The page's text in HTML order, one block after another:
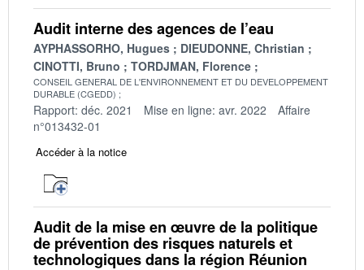
Audit interne des agences de l’eau
AYPHASSORHO, Hugues
DIEUDONNE, Christian
CINOTTI, Bruno
TORDJMAN, Florence
CONSEIL GENERAL DE L'ENVIRONNEMENT ET DU DEVELOPPEMENT
DURABLE (CGEDD)
Rapport: déc. 2021 Mise en ligne: avr. 2022
Affaire
n°013432-01
Accéder à la notice
Audit de la mise en œuvre de la politique
de prévention des risques naturels et
technologiques dans la région Réunion